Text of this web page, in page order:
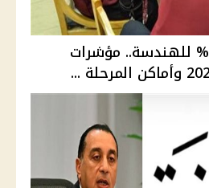
92.8% للطب و87.9% للهندسة.. مؤشرات